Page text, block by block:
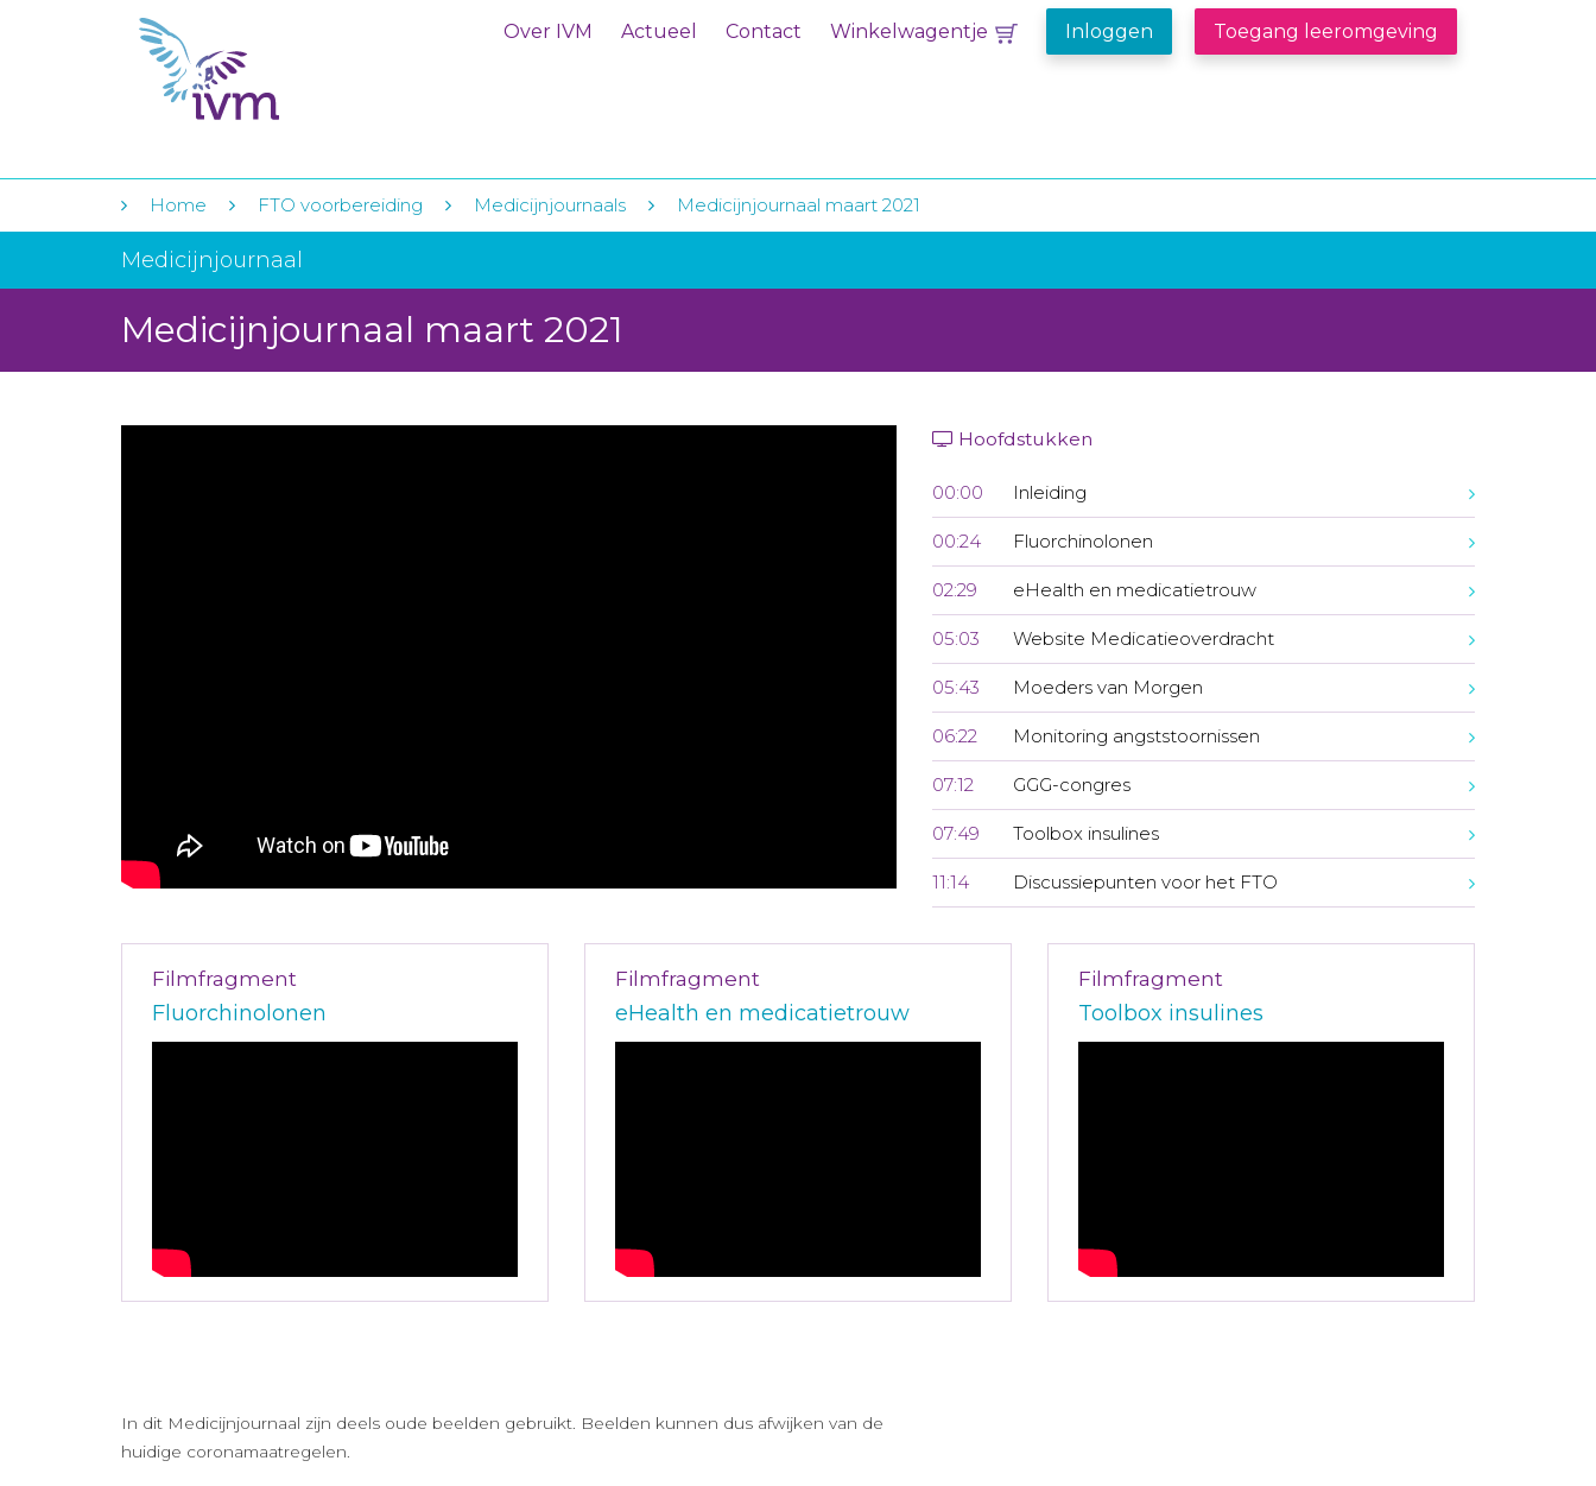
Over IVM Actueel Contact Winkelwagentje Inloggen Toegang leeromgeving
Home FTO voorbereiding Medicijnjournaals Medicijnjournaal maart 2021
Medicijnjournaal
Medicijnjournaal maart 2021
Hoofdstukken
00:00 Inleiding
00:24 Fluorchinolonen
02:29 eHealth en medicatietrouw
05:03 Website Medicatieoverdracht
05:43 Moeders van Morgen
06:22 Monitoring angststoornissen
07:12 GGG-congres
07:49 Toolbox insulines
11:14 Discussiepunten voor het FTO
Filmfragment
Fluorchinolonen
Filmfragment
eHealth en medicatietrouw
Filmfragment
Toolbox insulines
In dit Medicijnjournaal zijn deels oude beelden gebruikt. Beelden kunnen dus afwijken van de
huidige coronamaatregelen.